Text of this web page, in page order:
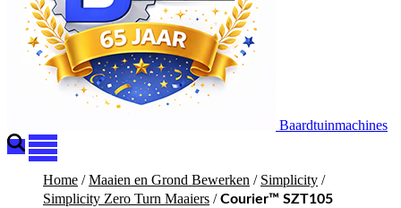
Baardtuinmachines
Home /Maaien en Grond Bewerken / Simplicity /
Simplicity Zero Turn Maaiers /Courier™ SZT105